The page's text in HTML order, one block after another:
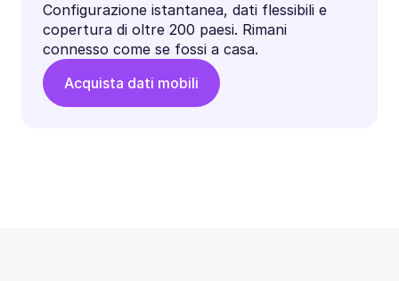
Configurazione istantanea, dati flessibili e
copertura di oltre 200 paesi. Rimani
connesso come se fossi a casa.
Acquista dati mobili